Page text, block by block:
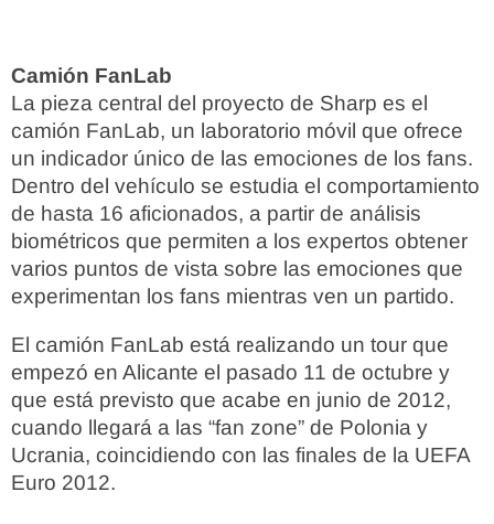
Camión FanLab
La pieza central del proyecto de Sharp es el
camión FanLab, un laboratorio móvil que ofrece
un indicador único de las emociones de los fans.
Dentro del vehículo se estudia el comportamiento
de hasta 16 aficionados, a partir de análisis
biométricos que permiten a los expertos obtener
varios puntos de vista sobre las emociones que
experimentan los fans mientras ven un partido.
El camión FanLab está realizando un tour que
empezó en Alicante el pasado 11 de octubre y
que está previsto que acabe en junio de 2012,
cuando llegará a las “fan zone” de Polonia y
Ucrania, coincidiendo con las finales de la UEFA
Euro 2012.